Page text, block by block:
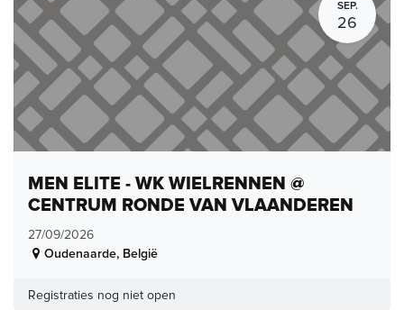
SEP.
26
MEN ELITE - WK WIELRENNEN @
CENTRUM RONDE VAN VLAANDEREN
27/09/2026
Oudenaarde, België
Registraties nog niet open